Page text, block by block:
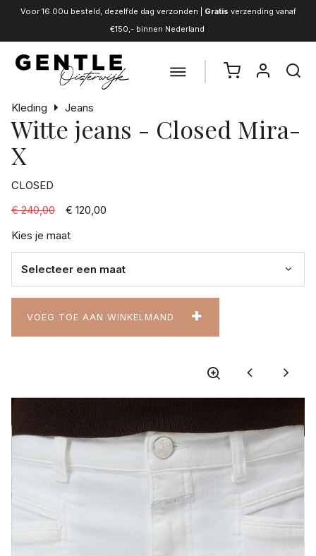
Voor 16.00u besteld, dezelfde dag verzonden | Gratis verzending vanaf
€150,- binnen Nederland
Kleding Jeans
Witte jeans - Closed Mira-
X
CLOSED
€ 240,00
€ 120,00
Kies je maat
VOEG TOE AAN WINKELMAND